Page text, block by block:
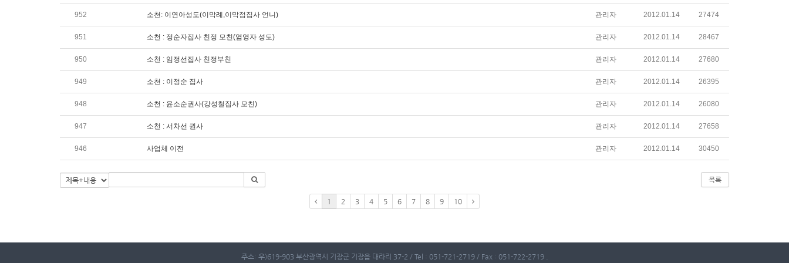
952 소천: 이연아성도(이막례,이막점집사 언니) 관리자 2012.01.14 27474
951 소천 : 정순자집사 친정 모친(염영자 성도) 관리자 2012.01.14 28467
950 소천 : 임정선집사 친정부친 관리자 2012.01.14 27680
949 소천 : 이정순 집사 관리자 2012.01.14 26395
948 소천 : 윤소순권사(강성철집사 모친) 관리자 2012.01.14 26080
947 소천 : 서차선 권사 관리자 2012.01.14 27658
946 사업체 이전 관리자 2012.01.14 30450
목록
1 2 3 4 5 6 7 8 9 10
주소: 우)619-903 부산광역시 기장군 기장읍 대라리 37-2 / Tel : 051-721-2719 / Fax : 051-722-2719 .